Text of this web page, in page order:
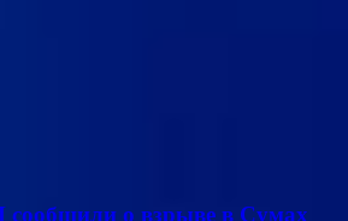
о взрыве в Сумах